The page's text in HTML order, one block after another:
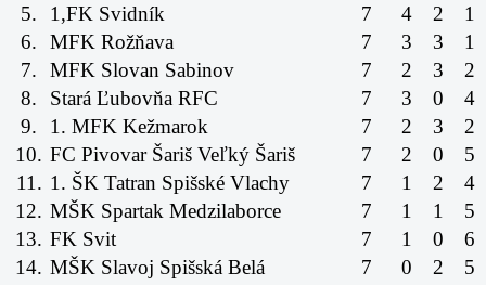
5.
1,FK Svidník 7 4 2
1
6.
MFK Rožňava 7 3 3
1
7.
MFK Slovan Sabinov 7 2 3
2
8.
Stará Ľubovňa RFC 7 3 0
4
9.
1. MFK Kežmarok 7 2 3
2
10. FC Pivovar Šariš Veľký Šariš 7 2 0
5
11. 1. ŠK Tatran Spišské Vlachy 7 1 2
4
12. MŠK Spartak Medzilaborce 7 1 1
5
13. FK Svit 7 1 0
6
14. MŠK Slavoj Spišská Belá 7 0 2 5